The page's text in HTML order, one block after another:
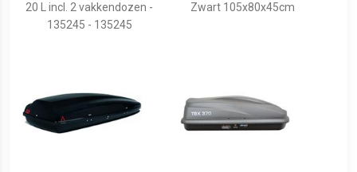
20 L incl. 2 vakkendozen -
135245 - 135245
Zwart 105x80x45cm